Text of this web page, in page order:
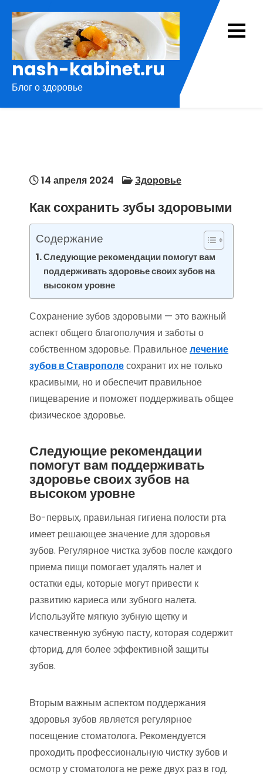
содержимому
nash-kabinet.ru
Блог о здоровье
14 апреля 2024 Здоровье
Как сохранить зубы здоровыми
Содержание
Следующие рекомендации помогут вам
поддерживать здоровье своих зубов на
высоком уровне
Сохранение зубов здоровыми — это важный
аспект общего благополучия и заботы о
собственном здоровье. Правильноелечение
зубов в Ставрополесохранит их не только
красивыми, но и обеспечит правильное
пищеварение и поможет поддерживать общее
физическое здоровье.
Следующие рекомендации
помогут вам поддерживать
здоровье своих зубов на
высоком уровне
Во-первых, правильная гигиена полости рта
имеет решающее значение для здоровья
зубов. Регулярное чистка зубов после каждого
приема пищи помогает удалять налет и
остатки еды, которые могут привести к
развитию кариеса или зубного налета.
Используйте мягкую зубную щетку и
качественную зубную пасту, которая содержит
фторид, для более эффективной защиты
зубов.
Вторым важным аспектом поддержания
здоровья зубов является регулярное
посещение стоматолога. Рекомендуется
проходить профессиональную чистку зубов и
осмотр у стоматолога не реже двух раз в год.